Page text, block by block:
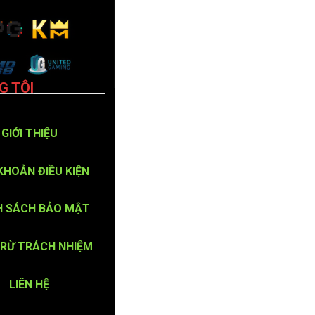
TÔI
GIỚI THIỆU
ĐIỀU KIỆN
SÁCH BẢO MẬT
TRÁCH NHIỆM
LIÊN HỆ